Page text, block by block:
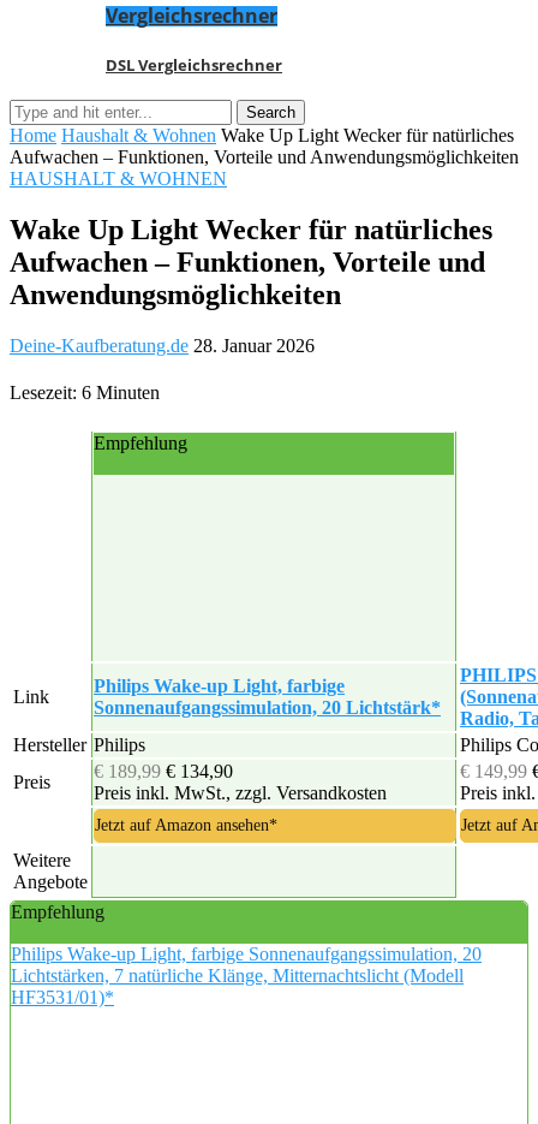
Vergleichsrechner
DSL Vergleichsrechner
Home Haushalt & Wohnen Wake Up Light Wecker für natürliches
Aufwachen – Funktionen, Vorteile und Anwendungsmöglichkeiten
HAUSHALT & WOHNEN
Wake Up Light Wecker für natürliches
Aufwachen – Funktionen, Vorteile und
Anwendungsmöglichkeiten
Deine-Kaufberatung.de 28. Januar 2026
Lesezeit: 6 Minuten
Empfehlung
Link
Philips Wake-up Light, farbige
Sonnenaufgangssimulation, 20 Lichtstärk*
Radio,
Hersteller Philips
Philips
Preis
€ 189,99 € 134,90
Preis inkl. MwSt., zzgl. Versandkosten
€ 149,99
Preis
Jetzt auf Amazon ansehen* Jetzt auf
Weitere
Angebote
Empfehlung
Philips Wake-up Light, farbige Sonnenaufgangssimulation, 20
Lichtstärken, 7 natürliche Klänge, Mitternachtslicht (Modell
HF3531/01)*